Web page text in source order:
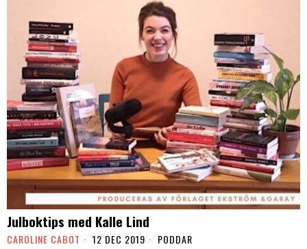
Julboktips med Kalle Lind
CAROLINE CABOT 12 DEC 2019 PODDAR